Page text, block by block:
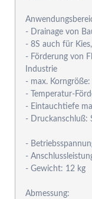
- Drainage von
- 8S auch für
- Förderung von
Industrie
- max.
- Temperatur-
- Eintauchtiefe
- Druckanschluß:
-
-
- Gewicht: 12 kg
Abmessung: